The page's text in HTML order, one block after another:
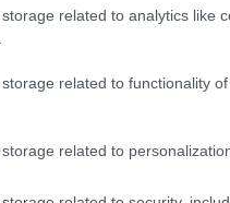
related to analytics like
related to functionality
related to